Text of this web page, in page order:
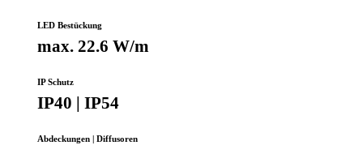
LED Bestückung
max. 22.6 W/m
IP Schutz
IP40 | IP54
Abdeckungen | Diffusoren